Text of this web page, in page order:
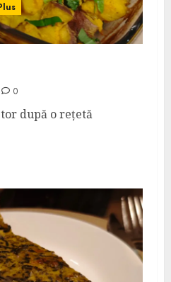
0
după o rețetă